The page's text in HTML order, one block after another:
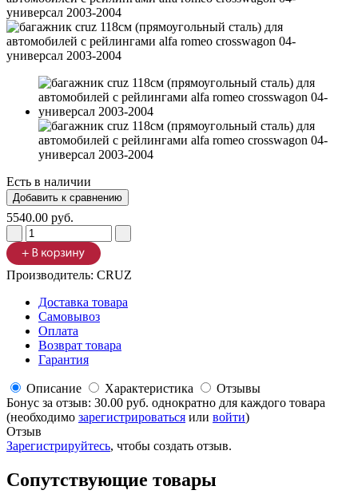
Есть в наличии
5540.00 руб.
Производитель: CRUZ
Доставка товара
Самовывоз
Оплата
Возврат товара
Гарантия
Описание Характеристика
Отзывы
Бонус за отзыв: 30.00 руб. однократно для каждого товара
(необходимо зарегистрироваться или войти)
Отзыв
Зарегистрируйтесь, чтобы создать отзыв.
Сопутствующие товары